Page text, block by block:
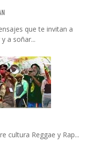
que te invitan a
a soñar...
cultura Reggae y Rap...